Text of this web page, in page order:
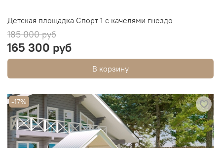
Детская площадка Спорт 1 с качелями гнездо
185 000 руб
165 300 руб
В корзину
-17%